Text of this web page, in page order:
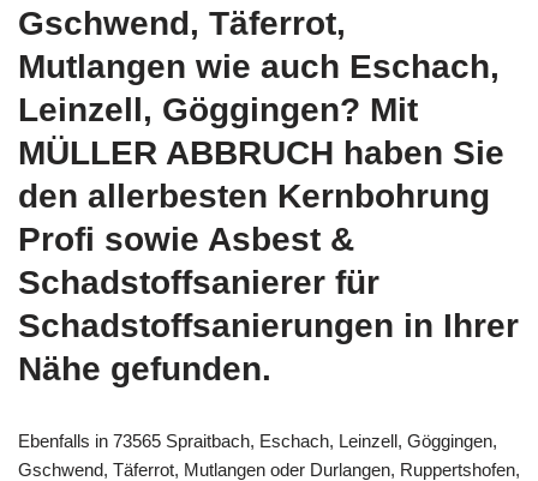
Gschwend, Täferrot,
Mutlangen wie auch Eschach,
Leinzell, Göggingen? Mit
MÜLLER ABBRUCH haben Sie
den allerbesten Kernbohrung
Profi sowie Asbest &
Schadstoffsanierer für
Schadstoffsanierungen in Ihrer
Nähe gefunden.
Ebenfalls in 73565 Spraitbach, Eschach, Leinzell, Göggingen,
Gschwend, Täferrot, Mutlangen oder Durlangen, Ruppertshofen,